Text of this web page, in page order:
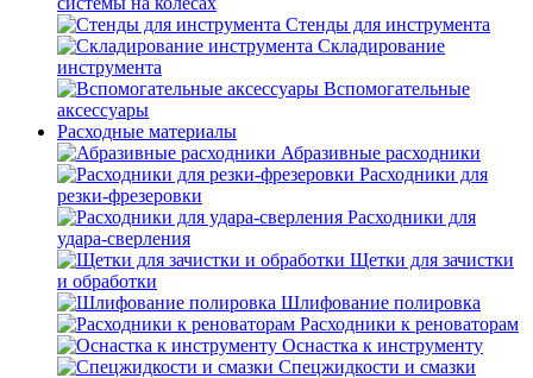
Стенды для инструмента
Складирование
инструмента
Вспомогательные
аксессуары
Расходные материалы
Абразивные расходники
Расходники для
резки-фрезеровки
Расходники для
удара-сверления
Щетки для зачистки
и обработки
Шлифование полировка
Расходники к реноваторам
Оснастка к инструменту
Спецжидкости и смазки